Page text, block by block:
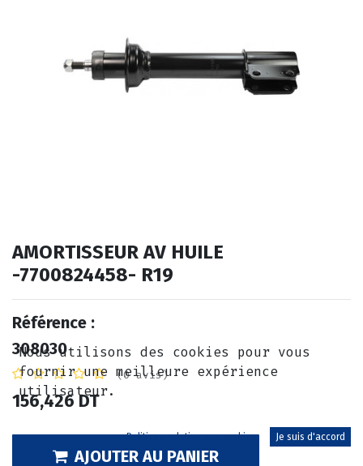
AMORTISSEUR AV HUILE
-7700824458- R19
Référence :
308030
(0 avis)
156,426 DT
AJOUTER AU PANIER
Nous utilisons des cookies pour vous
fournir une meilleure expérience
utilisateur.
Politique relative aux cookies Je suis d'accord